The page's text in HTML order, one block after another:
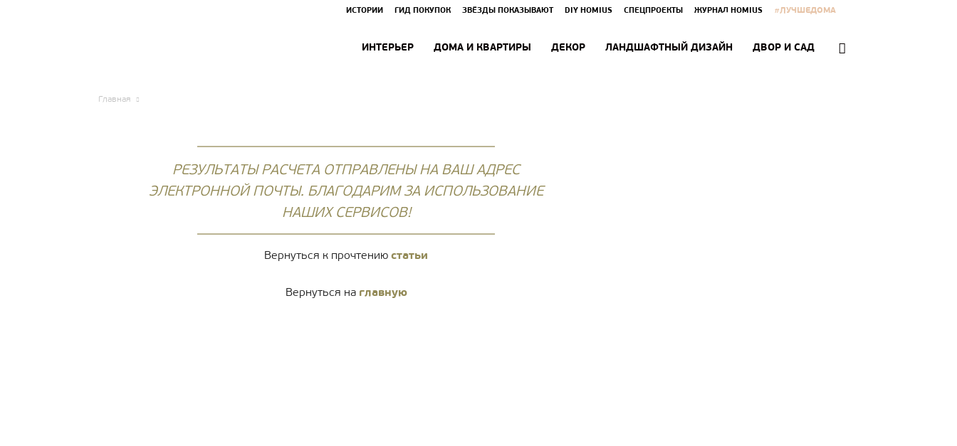
ИСТОРИИ ГИД ПОКУПОК ЗВЁЗДЫ ПОКАЗЫВАЮТ DIY HOMIUS СПЕЦПРОЕКТЫ ЖУРНАЛ HOMIUS #ЛУЧШЕДОМА
ИНТЕРЬЕР ДОМА И КВАРТИРЫ ДЕКОР ЛАНДШАФТНЫЙ ДИЗАЙН ДВОР И САД
Главная
РЕЗУЛЬТАТЫ РАСЧЕТА ОТПРАВЛЕНЫ НА ВАШ АДРЕС
ЭЛЕКТРОННОЙ ПОЧТЫ. БЛАГОДАРИМ ЗА ИСПОЛЬЗОВАНИЕ
НАШИХ СЕРВИСОВ!
Вернуться к прочтению статьи
Вернуться на главную